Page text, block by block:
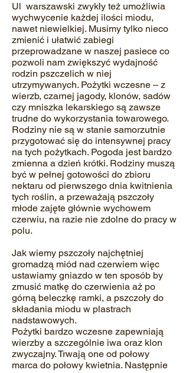
Ul warszawski zwykły też umożliwia
wychwycenie każdej ilości miodu,
nawet niewielkiej. Musimy tylko nieco
zmienić i ułatwić zabiegi
przeprowadzane w naszej pasiece co
pozwoli nam zwiększyć wydajność
rodzin pszczelich w niej
utrzymywanych. Pożytki wczesne – z
wierzb, czarnej jagody, klonów, sadów
czy mniszka lekarskiego są zawsze
trudne do wykorzystania towarowego.
Rodziny nie są w stanie samorzutnie
przygotować się do intensywnej pracy
na tych pożytkach. Pogoda jest bardzo
zmienna a dzień krótki. Rodziny muszą
być w pełnej gotowości do zbioru
nektaru od pierwszego dnia kwitnienia
tych roślin, a przeważają pszczoły
młode zajęte głównie wychowem
czerwiu, na razie nie zdolne do pracy w
polu.
Jak wiemy pszczoły najchętniej
gromadzą miód nad czerwiem więc
ustawiamy gniazdo w ten sposób by
zmusić matkę do czerwienia aż po
górną beleczkę ramki, a pszczoły do
składania miodu w plastrach
nadstawowych.
Pożytki bardzo wczesne zapewniają
wierzby a szczególnie iwa oraz klon
zwyczajny. Trwają one od połowy
marca do połowy kwietnia. Następnie